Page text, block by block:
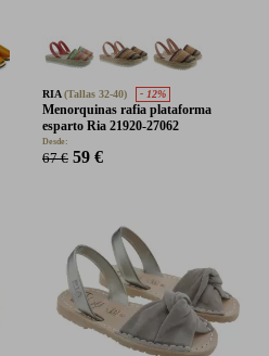
RIA(Tallas 32-40) - 12%
Menorquinas rafia plataforma
esparto Ria 21920-27062
Desde:
67 € 59 €